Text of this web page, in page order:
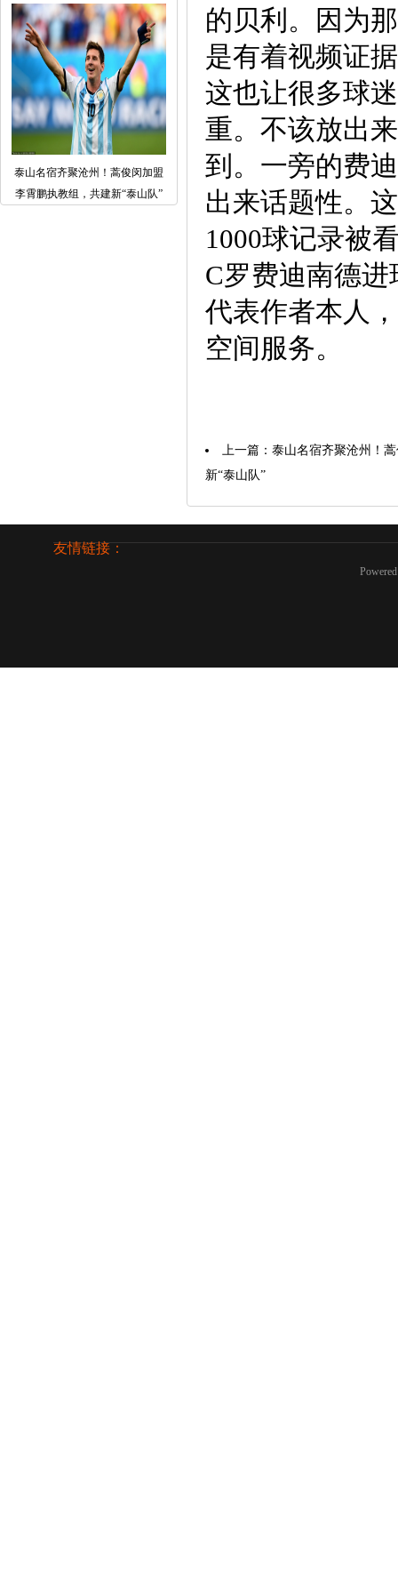
泰山名宿齐聚沧州！蒿俊闵加盟
李霄鹏执教组，共建新“泰山队”
的贝利。因为
是有着视频证
这也让很多球
重。不该放出
到。一旁的费
出来话题性。
1000球记录被
C罗费迪南德
代表作者本人
空间服务。
上一篇： 泰山名宿齐聚沧州！
新“泰山队”
友情链接：